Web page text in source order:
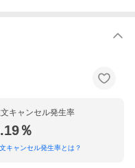
キャンセル発生率
％
キャンセル発生率とは？